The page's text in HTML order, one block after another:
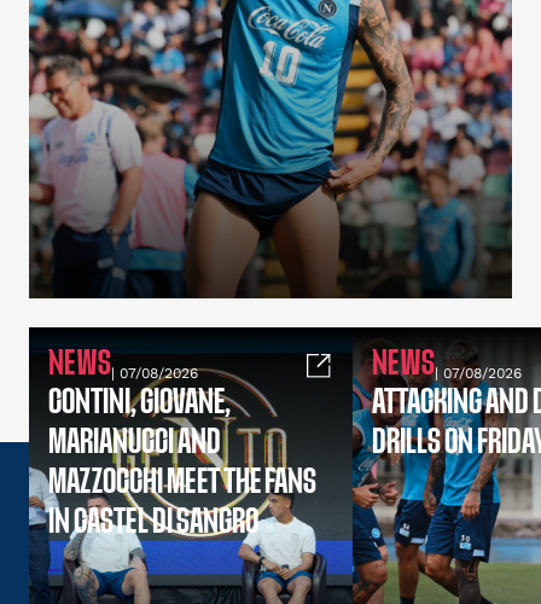
NEWS| 07/08/2026
CONTINI, GIOVANE,
MARIANUCCI AND
MAZZOCCHI MEET THE FANS
IN CASTEL DI SANGRO
NEWS| 07/08/2026
ATTACKING AND
DRILLS ON